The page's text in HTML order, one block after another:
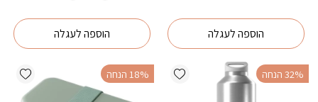
הוספה לעגלה
הוספה לעגלה
Add wishlist ‫32% הנחה ‫18% הנחה